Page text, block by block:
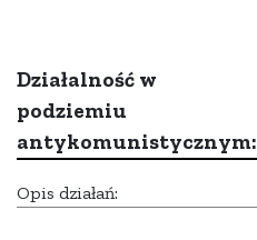
Działalność w
podziemiu
antykomunistycznym:
Opis działań: